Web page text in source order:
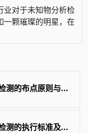
业对于未知物分析检
一颗璀璨的明星，在
测的布点原则与...
测的执行标准及...